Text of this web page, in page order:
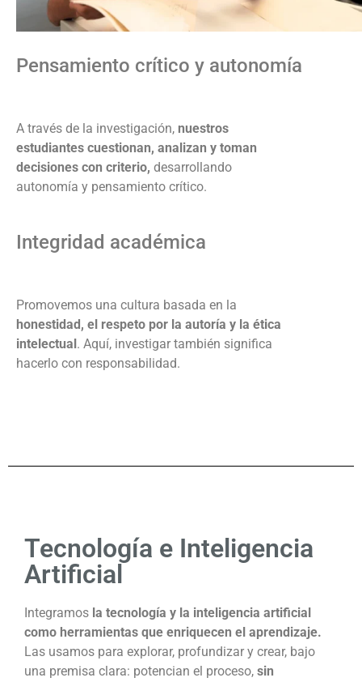
Pensamiento crítico y autonomía
A través de la investigación, nuestros
estudiantes cuestionan, analizan y toman
decisiones con criterio, desarrollando
autonomía y pensamiento crítico.
Integridad académica
Promovemos una cultura basada en la
honestidad, el respeto por la autoría y la ética
intelectual. Aquí, investigar también significa
hacerlo con responsabilidad.
Tecnología e Inteligencia
Artificial
Integramos la tecnología y la inteligencia artificial
como herramientas que enriquecen el aprendizaje.
Las usamos para explorar, profundizar y crear, bajo
una premisa clara: potencian el proceso, sin